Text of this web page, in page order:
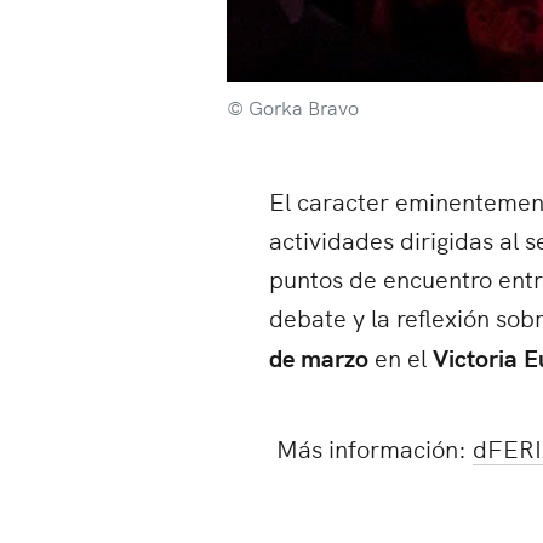
© Gorka Bravo
El caracter
actividades dirigidas al
puntos de encuentro
debate y la reflexión
de marzo en el Victoria
Más información: